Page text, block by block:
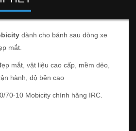
dành cho bánh sau dòng xe
mắt.
mắt, vật liệu cao cấp, mềm dẻo,
hành, độ bền cao
70-10 Mobicity chính hãng IRC.